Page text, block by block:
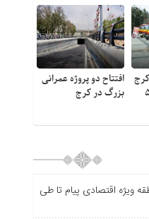
از ۵
افتتاح دو پروژه عمرانی
بزرگ در کرج
ویژه اقتصادی پیام تا طی